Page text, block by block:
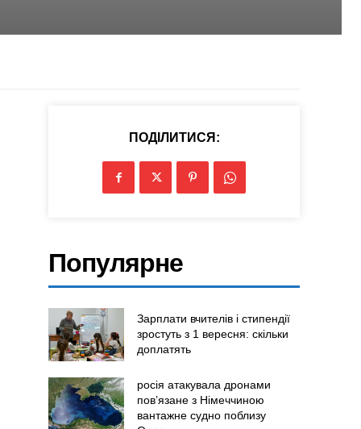
ПОДІЛИТИСЯ:
Популярне
Зарплати вчителів і стипендії
зростуть з 1 вересня: скільки
доплатять
росія атакувала дронами
пов’язане з Німеччиною
вантажне судно поблизу